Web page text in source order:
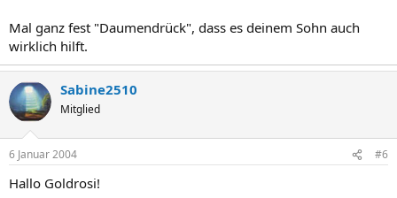
Mal ganz fest "Daumendrück", dass es deinem Sohn auch
wirklich hilft.
Sabine2510
Mitglied
6 Januar 2004 #6
Hallo Goldrosi!